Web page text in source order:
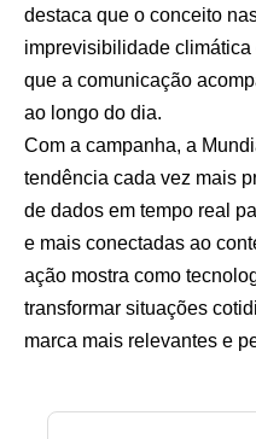
destaca que o conceito
imprevisibilidade
que a comunicação
ao longo do dia.
Com a campanha, a
tendência cada vez mais
de dados em tempo real
e mais conectadas ao
ação mostra como
transformar situações
marca mais relevantes e